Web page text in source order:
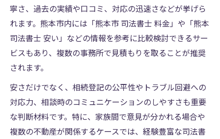
寧さ、過去の実績や口コミ、対応の迅速さなどが挙げら
れます。熊本市内には「熊本市 司法書士 料金」や「熊本
司法書士 安い」などの情報を参考に比較検討できるサー
ビスもあり、複数の事務所で見積もりを取ることが推奨
されます。
安さだけでなく、相続登記の公平性やトラブル回避への
対応力、相談時のコミュニケーションのしやすさも重要
な判断材料です。特に、家族間で意見が分かれる場合や
複数の不動産が関係するケースでは、経験豊富な司法書